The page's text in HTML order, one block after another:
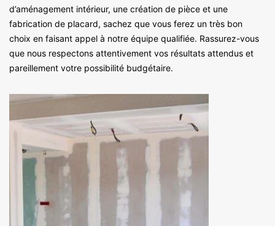
d’aménagement intérieur, une création de pièce et une
fabrication de placard, sachez que vous ferez un très bon
choix en faisant appel à notre équipe qualifiée. Rassurez-vous
que nous respectons attentivement vos résultats attendus et
pareillement votre possibilité budgétaire.